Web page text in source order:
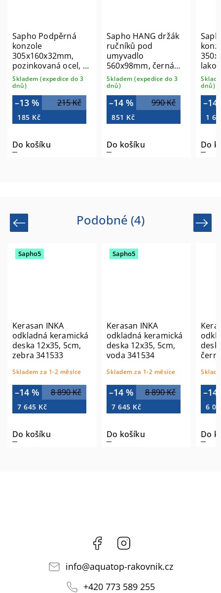
Podpěrná
ocel, 1
(expedice do 3
215 Kč
%
Kč
košíku
Sapho HANG držák
ručníků pod
umyvadlo
560x98mm, černá
mat HG560
Skladem (expedice do 3
990 Kč
–14 %
851 Kč
Do košíku
Sapho
konzole
lakovaná
mat, 1 ks
Skladem
–14 %
1 625 Kč
Do košíku
Podobné (4)
Previous
Sapho5
Kerasan INKA
odkladná keramická
deska 12x35, 5cm,
zebra 341533
Skladem za 1-2 měsíce
8 890 Kč
–14 %
7 645 Kč
Do košíku
Sapho5
Kerasan INKA
odkladná keramická
deska 12x35, 5cm,
voda 341534
Skladem za 1-2 měsíce
8 890 Kč
–14 %
7 645 Kč
Do košíku
–14
6
Do
Next
Facebook
info@aquatop-rakovnik.cz
+420 773 589 255